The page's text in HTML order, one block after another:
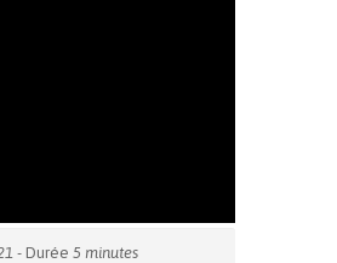
- Durée 5 minutes